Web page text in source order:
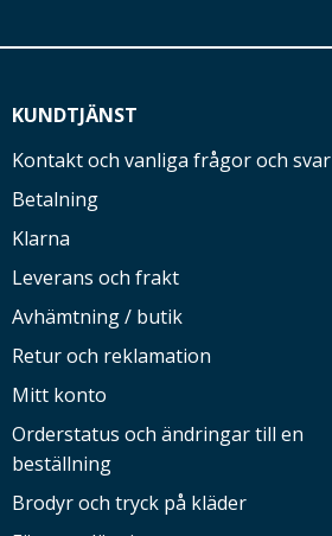
KUNDTJÄNST
Kontakt och vanliga frågor och svar
Betalning
Klarna
Leverans och frakt
Avhämtning / butik
Retur och reklamation
Mitt konto
Orderstatus och ändringar till en
beställning
Brodyr och tryck på kläder